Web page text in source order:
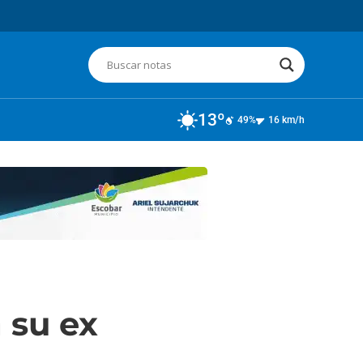
13º 49% 16 km/h
ex